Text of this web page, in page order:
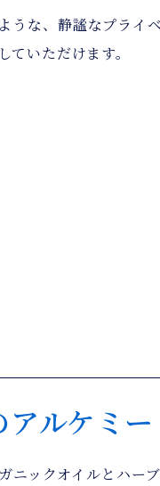
うな、静謐なプライ
ていただけます。
ルケミー
ニックオイルとハー